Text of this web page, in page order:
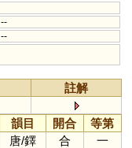
--
--
註解
韻目 開合
等第
唐/鐸 合 一